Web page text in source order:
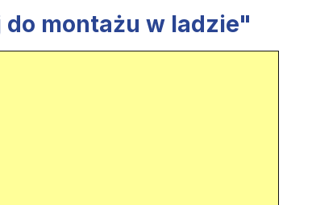
montażu w ladzie"